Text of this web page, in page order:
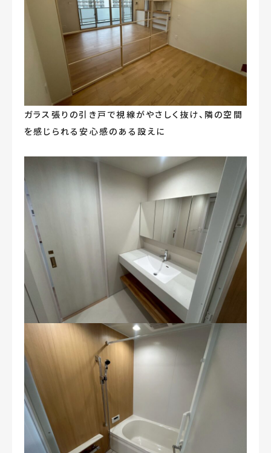
ガラス張りの引き戸で視線がやさしく抜け、隣の空間
を感じられる安心感のある設えに